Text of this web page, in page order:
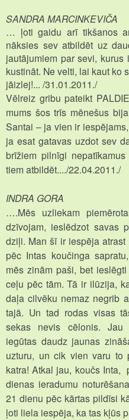
SANDRA MARCINKEVIČA
… ļoti gaidu arī tikšanos
nāksies sev atbildēt uz
jautājumiem par sevi,
kustināt. Ne velti, lai kaut ko
jāizlej!... /31.01.2011./
Vēlreiz gribu pateikt
mums šos trīs mēnešus
Santai – ja vien ir
ja esat gatavas uzdot sev
brīžiem pilnīgi
tiem atbildēt..../22.04.2011./
INDRA GORA
….Mēs uzliekam
dzīvojam, ieslēdzot savas
dziļi. Man šī ir iespēja
pēc Intas koučinga
mēs zinām paši, bet
ceļu pēc tām. Tā ir ilūzija,
daļa cilvēku nemaz negrib
tajā. Un tad rodas visas
sekas nevis cēlonis. Jau
iegūtas daudz jaunas
uzturu, un cik vien varu to
katra! Atkal jau, koučs Inta,
dienas ieradumu
21 dienu pēc kārtas pildīsi
ļoti liela iespēja, ka tas kļūs